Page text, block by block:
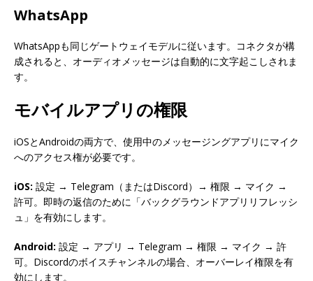
WhatsApp
WhatsAppも同じゲートウェイモデルに従います。コネクタが構
成されると、オーディオメッセージは自動的に文字起こしされま
す。
モバイルアプリの権限
iOSとAndroidの両方で、使用中のメッセージングアプリにマイク
へのアクセス権が必要です。
iOS: 設定 → Telegram（またはDiscord）→ 権限 → マイク →
許可。即時の返信のために「バックグラウンドアプリリフレッシ
ュ」を有効にします。
Android: 設定 → アプリ → Telegram → 権限 → マイク → 許
可。Discordのボイスチャンネルの場合、オーバーレイ権限を有
効にします。